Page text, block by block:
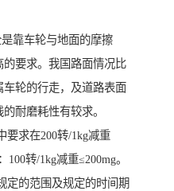
靠车轮与地面的摩擦
要求。我国路面情况比
轮的行走，及道路表面
耐磨耗性有较求。
要求在200转/1kg减重
转/1kg减重≤200mg。
定的范围及规定的时间期